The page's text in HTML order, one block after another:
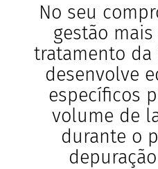
No seu
gestão
tratamento da
desenvolve
específicos
volume de
durante o